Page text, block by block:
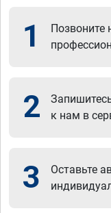
1 Позвоните
2
к нам в
3
Оставьте